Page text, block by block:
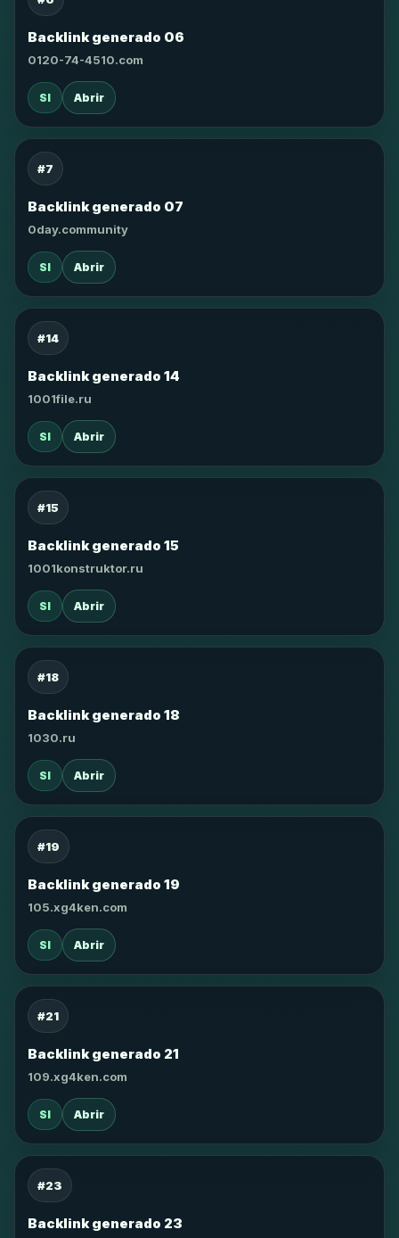
Backlink generado 06
0120-74-4510.com
SI Abrir
#7
Backlink generado 07
0day.community
SI Abrir
#14
Backlink generado 14
1001file.ru
SI Abrir
#15
Backlink generado 15
1001konstruktor.ru
SI Abrir
#18
Backlink generado 18
1030.ru
SI Abrir
#19
Backlink generado 19
105.xg4ken.com
SI Abrir
#21
Backlink generado 21
109.xg4ken.com
SI Abrir
#23
Backlink generado 23